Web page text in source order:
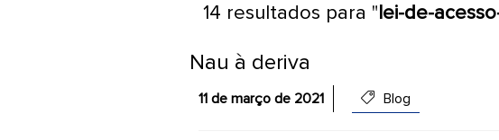
14 resultados para "lei-de-
Nau à deriva
11 de março de 2021 Blog